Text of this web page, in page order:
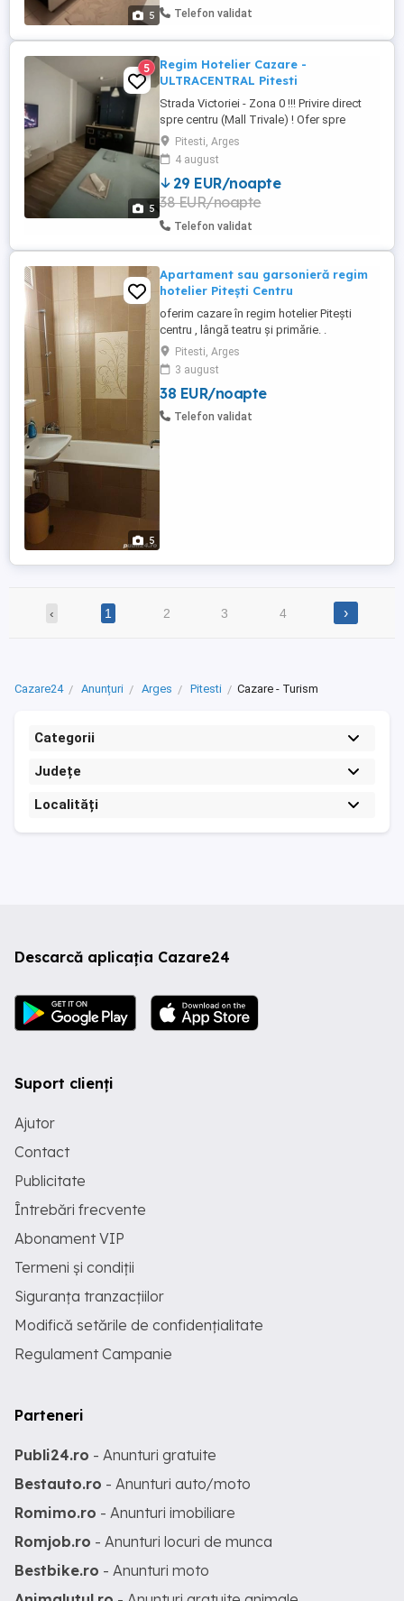
5
este, asadar, la cativa pasi distanta de
Telefon validat
5
5
Regim Hotelier Cazare -
ULTRACENTRAL Pitesti
Strada Victoriei - Zona 0 !!! Privire direct
spre centru (Mall Trivale) ! Ofer spre
inchiriere, in regim hotelier, un
APARTAMENT MODERN cu 1 camera,
extrem de CURAT, situat ULTRACENTRAL,
chiar in inima orasului PITESTI; Imobilul
este, asadar, la cativa pasi distanta de
orice mijloc de transport, ...
Pitesti, Arges
4 august
29 EUR/noapte
38 EUR/noapte
Telefon validat
5
Apartament sau garsonieră regim
hotelier Pitești Centru
oferim cazare în regim hotelier Pitești
centru , lângă teatru și primărie. .
Pitesti, Arges
3 august
38 EUR/noapte
Telefon validat
‹ 1 2 3 4 ›
Cazare24 Anunțuri Arges Pitesti Cazare - Turism
Categorii
Județe
Localități
Descarcă aplicația Cazare24
Suport clienți
Ajutor
Contact
Publicitate
Întrebări frecvente
Abonament VIP
Termeni și condiții
Siguranța tranzacțiilor
Modifică setările de confidențialitate
Regulament Campanie
Parteneri
Publi24.ro - Anunturi gratuite
Bestauto.ro - Anunturi auto/moto
Romimo.ro - Anunturi imobiliare
Romjob.ro - Anunturi locuri de munca
Bestbike.ro - Anunturi moto